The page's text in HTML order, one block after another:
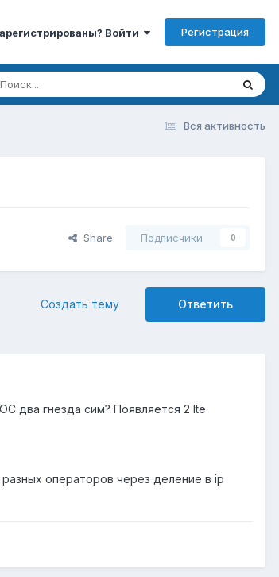
Войти Регистрация
Вся активность
Share Подписчики 0
Ответить
Создать тему
два гнезда сим? Появляется 2 lte
операторов через деление в ip